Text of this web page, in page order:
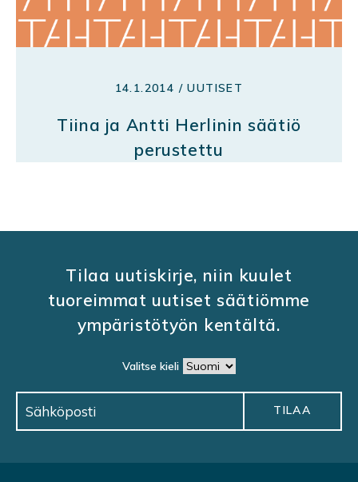
14.1.2014 / UUTISET
Tiina ja Antti Herlinin säätiö
perustettu
Tilaa uutiskirje, niin kuulet
tuoreimmat uutiset säätiömme
ympäristötyön kentältä.
Valitse kieli